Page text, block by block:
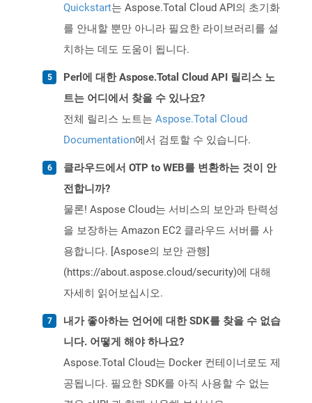
Quickstart는 Aspose.Total Cloud API의 초기화
를 안내할 뿐만 아니라 필요한 라이브러리를 설
치하는 데도 도움이 됩니다.
Perl에 대한 Aspose.Total Cloud API 릴리스 노
트는 어디에서 찾을 수 있나요?
전체 릴리스 노트는 Aspose.Total Cloud
Documentation에서 검토할 수 있습니다.
클라우드에서 OTP to WEB를 변환하는 것이 안
전합니까?
물론! Aspose Cloud는 서비스의 보안과 탄력성
을 보장하는 Amazon EC2 클라우드 서버를 사
용합니다. [Aspose의 보안 관행]
(https://about.aspose.cloud/security)에 대해
자세히 읽어보십시오.
내가 좋아하는 언어에 대한 SDK를 찾을 수 없습
니다. 어떻게 해야 하나요?
Aspose.Total Cloud는 Docker 컨테이너로도 제
공됩니다. 필요한 SDK를 아직 사용할 수 없는